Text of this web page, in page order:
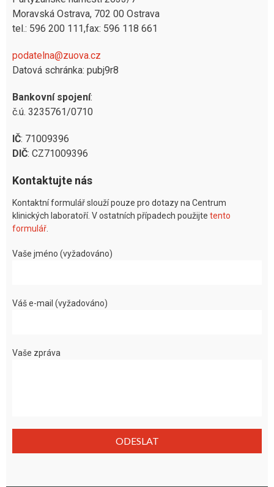
Moravská Ostrava, 702 00 Ostrava
tel.: 596 200 111,fax: 596 118 661
podatelna@zuova.cz
Datová schránka: pubj9r8
Bankovní spojení:
č.ú. 3235761/0710
IČ: 71009396
DIČ: CZ71009396
Kontaktujte nás
Kontaktní formulář slouží pouze pro dotazy na Centrum
klinických laboratoří. V ostatních případech použijte tento
formulář
Vaše jméno (vyžadováno)
Váš e-mail (vyžadováno)
Vaše zpráva